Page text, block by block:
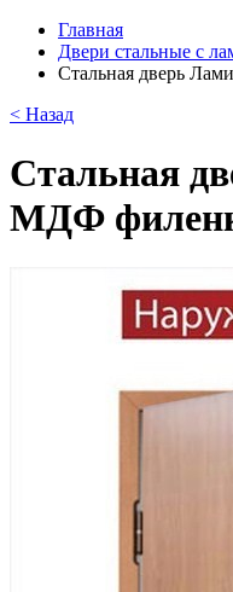
Главная
Двери стальные с
Стальная дверь
< Назад
Стальная
МДФ